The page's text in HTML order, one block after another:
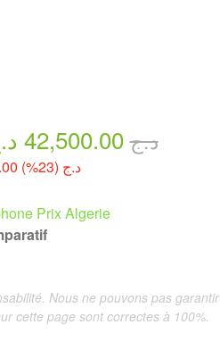
55,000.00 د.ج42,500.00 د.ج
12,500.00 د.ج (23%)
Prix Algerie
Nous ne pouvons pas garantir
cette page sont correctes à 100%.